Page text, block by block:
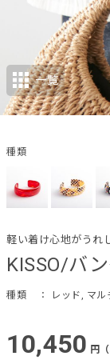
KISSO/バ
軽い着け心地がうれ
種類 ： レッド, マ
10,450 円
一覧
種類